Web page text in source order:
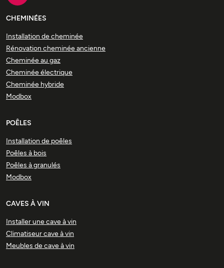
CHEMINÉES
Installation de cheminée
Rénovation cheminée ancienne
Cheminée au gaz
Cheminée électrique
Cheminée hybride
Modbox
POÊLES
Installation de poêles
Poêles à bois
Poêles à granulés
Modbox
CAVES À VIN
Installer une cave à vin
Climatiseur cave à vin
Meubles de cave à vin